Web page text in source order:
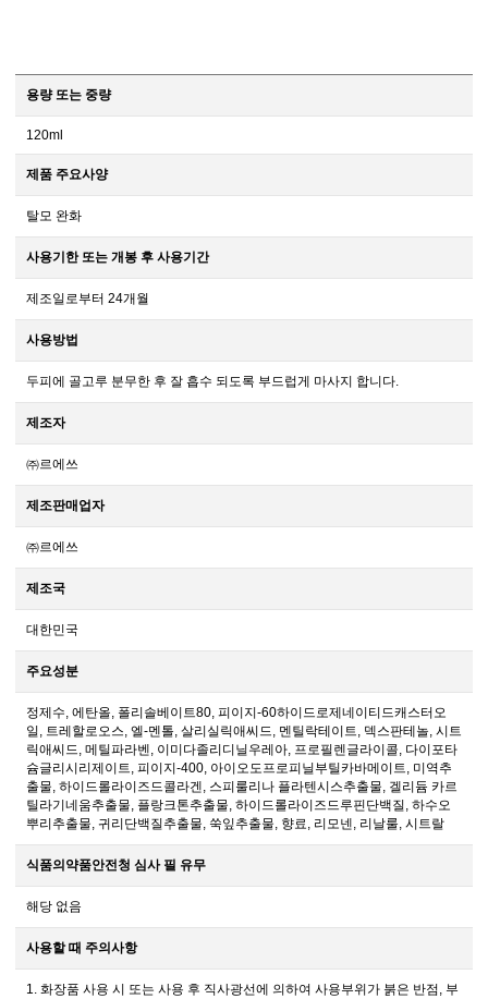
용량 또는 중량
120ml
제품 주요사양
탈모 완화
사용기한 또는 개봉 후 사용기간
제조일로부터 24개월
사용방법
두피에 골고루 분무한 후 잘 흡수 되도록 부드럽게 마사지 합니다.
제조자
㈜르에쓰
제조판매업자
㈜르에쓰
제조국
대한민국
주요성분
정제수, 에탄올, 폴리솔베이트80, 피이지-60하이드로제네이티드캐스터오
일, 트레할로오스, 엘-멘톨, 살리실릭애씨드, 멘틸락테이트, 덱스판테놀, 시트
릭애씨드, 메틸파라벤, 이미다졸리디닐우레아, 프로필렌글라이콜, 다이포타
슘글리시리제이트, 피이지-400, 아이오도프로피닐부틸카바메이트, 미역추
출물, 하이드롤라이즈드콜라겐, 스피룰리나 플라텐시스추출물, 겔리듐 카르
틸라기네움추출물, 플랑크톤추출물, 하이드롤라이즈드루핀단백질, 하수오
뿌리추출물, 귀리단백질추출물, 쑥잎추출물, 향료, 리모넨, 리날룰, 시트랄
식품의약품안전청 심사 필 유무
해당 없음
사용할 때 주의사항
1. 화장품 사용 시 또는 사용 후 직사광선에 의하여 사용부위가 붉은 반점, 부